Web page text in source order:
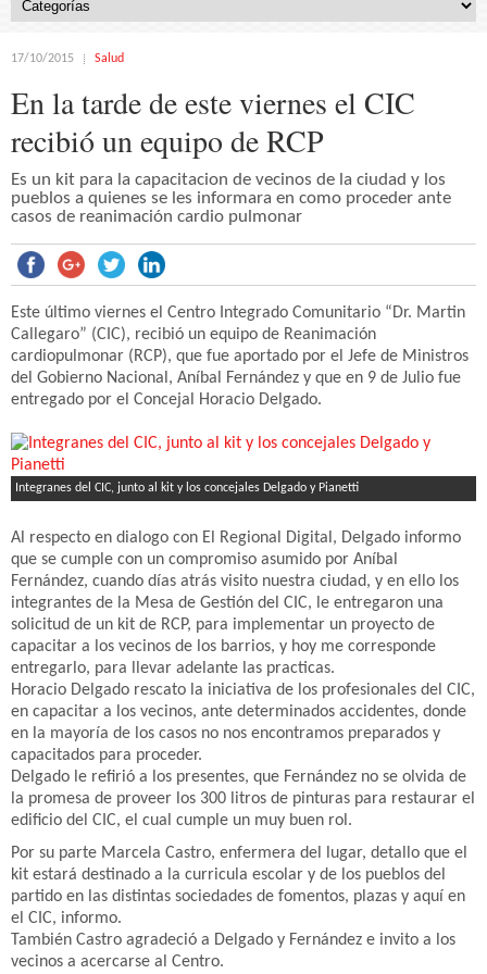
17/10/2015 Salud
En la tarde de este viernes el CIC
recibió un equipo de RCP
Es un kit para la capacitacion de vecinos de la ciudad y los
pueblos a quienes se les informara en como proceder ante
casos de reanimación cardio pulmonar
Este último viernes el Centro Integrado Comunitario “Dr. Martin
Callegaro” (CIC), recibió un equipo de Reanimación
cardiopulmonar (RCP), que fue aportado por el Jefe de Ministros
del Gobierno Nacional, Aníbal Fernández y que en 9 de Julio fue
entregado por el Concejal Horacio Delgado.
Integranes del CIC, junto al kit y los concejales Delgado y Pianetti
Al respecto en dialogo con El Regional Digital, Delgado informo
que se cumple con un compromiso asumido por Aníbal
Fernández, cuando días atrás visito nuestra ciudad, y en ello los
integrantes de la Mesa de Gestión del CIC, le entregaron una
solicitud de un kit de RCP, para implementar un proyecto de
capacitar a los vecinos de los barrios, y hoy me corresponde
entregarlo, para llevar adelante las practicas.
Horacio Delgado rescato la iniciativa de los profesionales del CIC,
en capacitar a los vecinos, ante determinados accidentes, donde
en la mayoría de los casos no nos encontramos preparados y
capacitados para proceder.
Delgado le refirió a los presentes, que Fernández no se olvida de
la promesa de proveer los 300 litros de pinturas para restaurar el
edificio del CIC, el cual cumple un muy buen rol.
Por su parte Marcela Castro, enfermera del lugar, detallo que el
kit estará destinado a la curricula escolar y de los pueblos del
partido en las distintas sociedades de fomentos, plazas y aquí en
el CIC, informo.
También Castro agradeció a Delgado y Fernández e invito a los
vecinos a acercarse al Centro.